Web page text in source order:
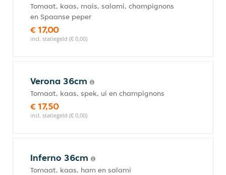
Tomaat, kaas, mais, salami, champignons
en Spaanse peper
€ 17,00
incl. statiegeld (€ 0,00)
Verona 36cm
Tomaat, kaas, spek, ui en champignons
€ 17,50
incl. statiegeld (€ 0,00)
Inferno 36cm
Tomaat, kaas, ham en salami